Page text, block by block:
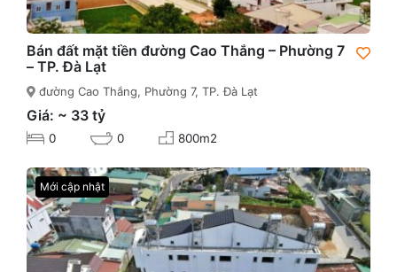
Bán đất mặt tiền đường Cao Thắng – Phường 7
– TP. Đà Lạt
đường Cao Thắng, Phường 7, TP. Đà Lạt
Giá: ~ 33 tỷ
0 0 800m2
Mới cập nhật